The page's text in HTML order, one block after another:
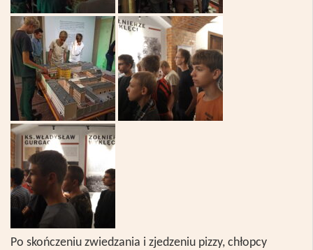
Po skończeniu zwiedzania i zjedzeniu pizzy, chłopcy